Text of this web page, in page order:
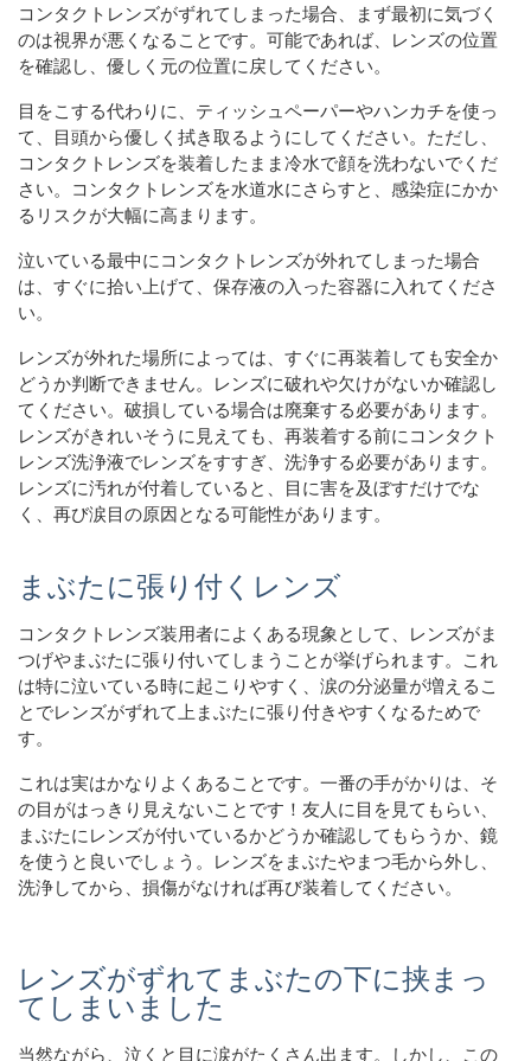
コンタクトレンズがずれてしまった場合、まず最初に気づく
のは視界が悪くなることです。可能であれば、レンズの位置
を確認し、優しく元の位置に戻してください。
目をこする代わりに、ティッシュペーパーやハンカチを使っ
て、目頭から優しく拭き取るようにしてください。ただし、
コンタクトレンズを装着したまま冷水で顔を洗わないでくだ
さい。コンタクトレンズを水道水にさらすと、感染症にかか
るリスクが大幅に高まります。
泣いている最中にコンタクトレンズが外れてしまった場合
は、すぐに拾い上げて、保存液の入った容器に入れてくださ
い。
レンズが外れた場所によっては、すぐに再装着しても安全か
どうか判断できません。レンズに破れや欠けがないか確認し
てください。破損している場合は廃棄する必要があります。
レンズがきれいそうに見えても、再装着する前にコンタクト
レンズ洗浄液でレンズをすすぎ、洗浄する必要があります。
レンズに汚れが付着していると、目に害を及ぼすだけでな
く、再び涙目の原因となる可能性があります。
まぶたに張り付くレンズ
コンタクトレンズ装用者によくある現象として、レンズがま
つげやまぶたに張り付いてしまうことが挙げられます。これ
は特に泣いている時に起こりやすく、涙の分泌量が増えるこ
とでレンズがずれて上まぶたに張り付きやすくなるためで
す。
これは実はかなりよくあることです。一番の手がかりは、そ
の目がはっきり見えないことです！友人に目を見てもらい、
まぶたにレンズが付いているかどうか確認してもらうか、鏡
を使うと良いでしょう。レンズをまぶたやまつ毛から外し、
洗浄してから、損傷がなければ再び装着してください。
レンズがずれてまぶたの下に挟まっ
てしまいました
当然ながら、泣くと目に涙がたくさん出ます。しかし、この